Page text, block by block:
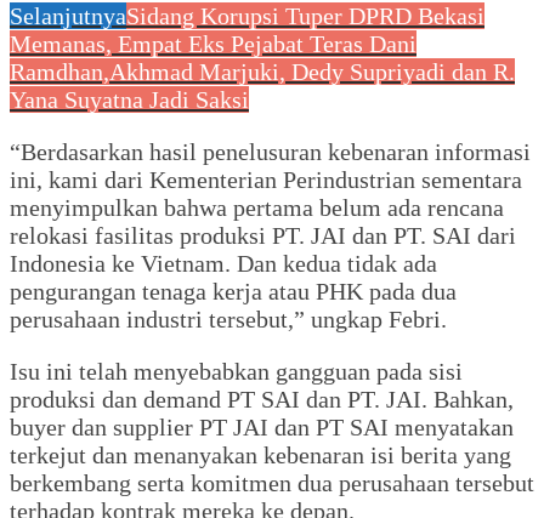
SelanjutnyaSidang Korupsi Tuper DPRD Bekasi
Memanas, Empat Eks Pejabat Teras Dani
Ramdhan,Akhmad Marjuki, Dedy Supriyadi dan R.
Yana Suyatna Jadi Saksi
“Berdasarkan hasil penelusuran kebenaran informasi
ini, kami dari Kementerian Perindustrian sementara
menyimpulkan bahwa pertama belum ada rencana
relokasi fasilitas produksi PT. JAI dan PT. SAI dari
Indonesia ke Vietnam. Dan kedua tidak ada
pengurangan tenaga kerja atau PHK pada dua
perusahaan industri tersebut,” ungkap Febri.
Isu ini telah menyebabkan gangguan pada sisi
produksi dan demand PT SAI dan PT. JAI. Bahkan,
buyer dan supplier PT JAI dan PT SAI menyatakan
terkejut dan menanyakan kebenaran isi berita yang
berkembang serta komitmen dua perusahaan tersebut
terhadap kontrak mereka ke depan.